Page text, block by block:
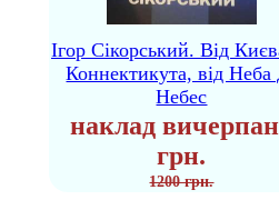
Ігор Сікорський. Від
Коннектикута, від Неба
Небес
наклад
грн.
1200 грн.